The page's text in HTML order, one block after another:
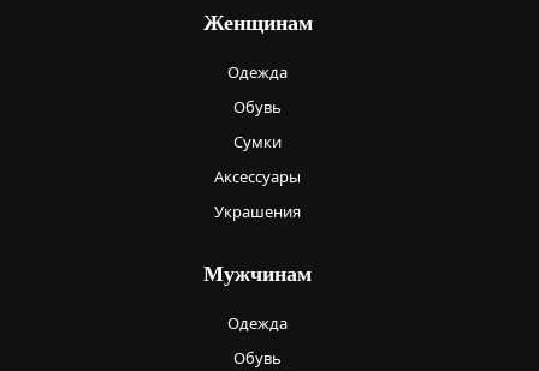
Женщинам
Одежда
Обувь
Сумки
Аксессуары
Украшения
Мужчинам
Одежда
Обувь